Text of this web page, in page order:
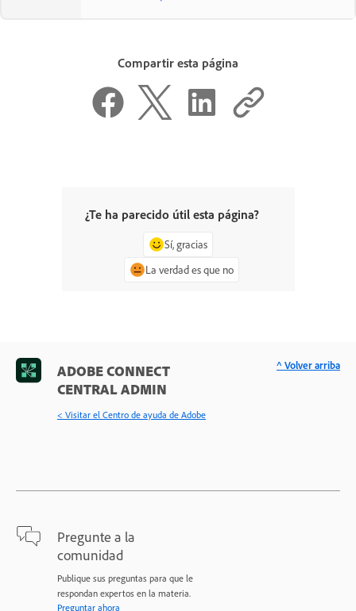
Compartir esta página
¿Te ha parecido útil esta página?
Sí, gracias
La verdad es que no
ADOBE CONNECT
CENTRAL ADMIN
< Visitar el Centro de ayuda de Adobe
Pregunte a la
comunidad
Publique sus preguntas para que le
respondan expertos en la materia.
Preguntar ahora
^ Volver arriba